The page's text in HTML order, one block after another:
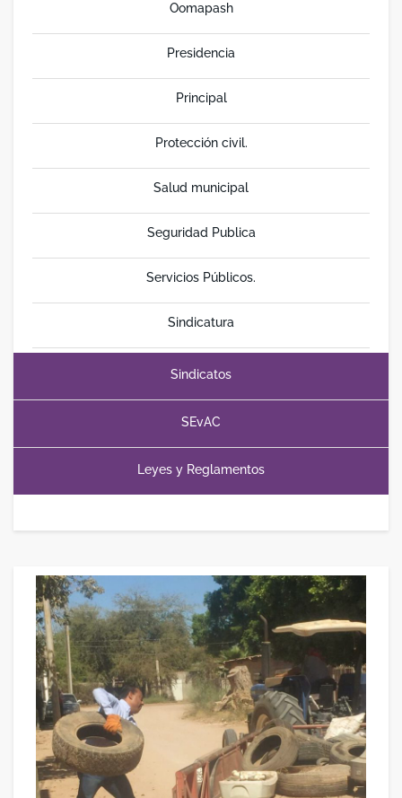
Oomapash
Presidencia
Principal
Protección civil.
Salud municipal
Seguridad Publica
Servicios Públicos.
Sindicatura
Sindicatos
SEvAC
Leyes y Reglamentos